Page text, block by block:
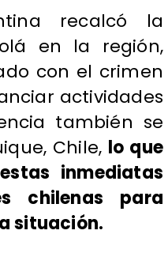
recalcó la
en la región,
con el crimen
actividades
también se
Chile, lo que
inmediatas
chilenas para
situación.